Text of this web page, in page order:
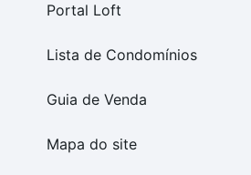
Portal Loft
Lista de Condomínios
Guia de Venda
Mapa do site